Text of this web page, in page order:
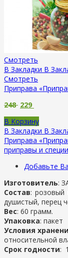
Смотреть
В Закладки В
Смотреть
Приправа
248 229
В Корзину
В Закладки В
Приправа
приправы и специи
Добавьте
Изготовитель:
Состав: розовый
душистый, перец
Вес: 60 грамм.
Упаковка: пакет
Условия
относительной
Срок годности: